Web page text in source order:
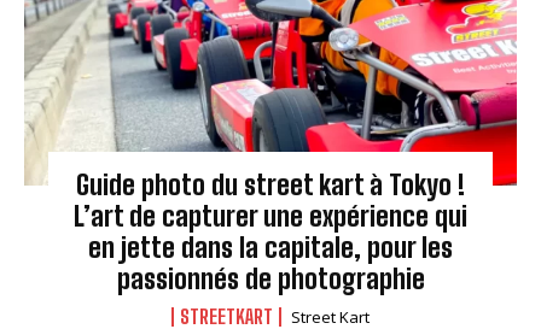
Guide photo du street kart à Tokyo !
L’art de capturer une expérience qui
en jette dans la capitale, pour les
passionnés de photographie
STREETKART Street Kart